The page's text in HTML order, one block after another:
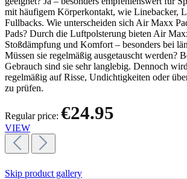
mit häufigem Körperkontakt, wie Linebacker,
Fullbacks. Wie unterscheiden sich Air Maxx
Pads? Durch die Luftpolsterung bieten Air
Stoßdämpfung und Komfort – besonders bei
Müssen sie regelmäßig ausgetauscht werden?
Gebrauch sind sie sehr langlebig. Dennoch
regelmäßig auf Risse, Undichtigkeiten oder
zu prüfen.
Regular price: €24.95
VIEW
Skip product gallery